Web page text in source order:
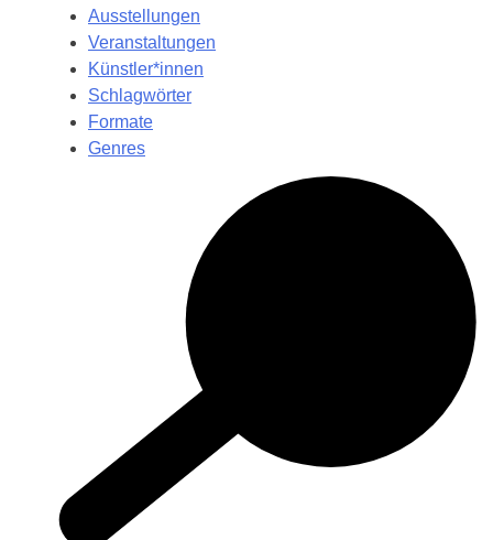
Ausstellungen
Veranstaltungen
Künstler*innen
Schlagwörter
Formate
Genres